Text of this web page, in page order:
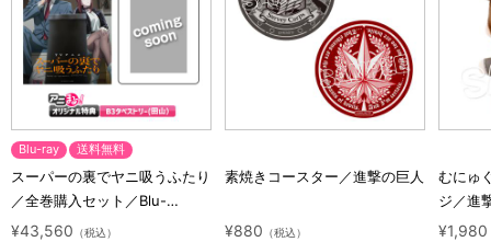
Blu-ray 送料無料
スーパーの裏でヤニ吸うふたり
／全巻購入セット／Blu-
ray（アニまるっ！オリジナル
¥43,560 （税込）
素焼きコースター／進撃の巨人
¥880 （税込）
むにゅ
ジ／進
ラクタ
¥1,980